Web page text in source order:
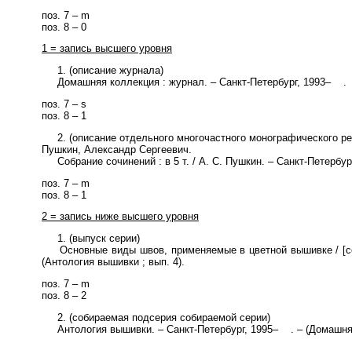
поз. 7 – m
поз. 8 – 0
1 = запись высшего уровня
1. (описание журнала)
Домашняя коллекция : журнал. – Санкт-Петербург, 1993– .
поз. 7 – s
поз. 8 – 1
2. (описание отдельного многочастного монографического
Пушкин, Александр Сергеевич.
Собрание сочинений : в 5 т. / А. С. Пушкин. – Санкт-
поз. 7 – m
поз. 8 – 1
2 = запись ниже высшего уровня
1. (выпуск серии)
Основные виды швов, применяемые в цветной вышивке /
(Антология вышивки ; вып. 4).
поз. 7 – m
поз. 8 – 2
2. (собираемая подсерия собираемой серии)
Антология вышивки. – Санкт-Петербург, 1995– . –